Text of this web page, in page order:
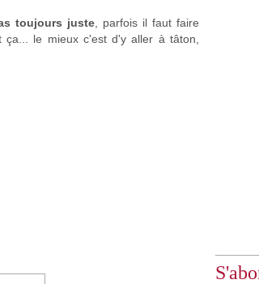
toujours juste, parfois il faut faire
le mieux c'est d'y aller à tâton,